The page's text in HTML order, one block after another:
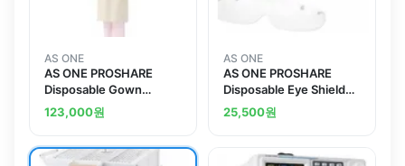
AS ONE
AS ONE PROSHARE
Disposable Gown
(Magic Tape) Yellow 1
Piece/Bag x 50 Bagsand
123,000원
AS ONE
AS ONE PROSHARE
Disposable Eye Shield
NV307
25,500원